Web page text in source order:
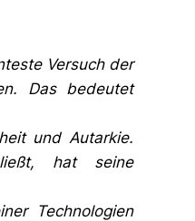
Versuch der
Das bedeutet
und Autarkie.
hat seine
Technologien